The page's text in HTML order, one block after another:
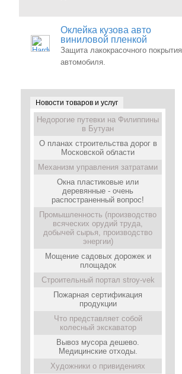
Оклейка кузова авто
виниловой пленкой
Защита лакокрасочного покрытия
автомобиля.
Новости товаров и услуг
Недорогие путевки на Филиппины
в Бутуан
О планах строительства дорог в
Московской области
Механизм управления затратами
Окна пластиковые или
деревянные - очень
распостраненный вопрос!
Промышленность (производство
всяческих орудий труда,
добычей сырья, производство
энергии)
Мощение садовых дорожек и
площадок
Строительный портал stroy-vek
Пожарная сертификация
продукции
Что представляет собой
колесный экскаватор
Вывоз мусора дешево.
Медицинские отходы.
Художники о привидениях